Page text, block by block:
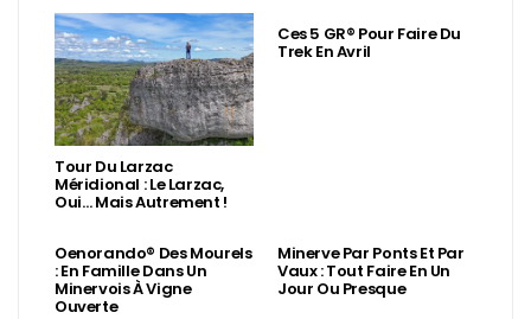
Tour Du Larzac
Méridional : Le Larzac,
Oui… Mais Autrement !
Ces 5 GR® Pour Faire Du
Trek En Avril
Oenorando® Des Mourels
: En Famille Dans Un
Minervois À Vigne
Ouverte
Minerve Par Ponts Et Par
Vaux : Tout Faire En Un
Jour Ou Presque